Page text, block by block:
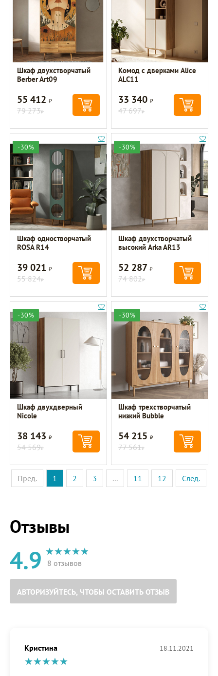
Шкаф двухстворчатый
Berber Art09
55 412Р
79 273Р
Комод с дверками Alice
ALC11
33 340Р
47 697Р
-30%
Шкаф одностворчатый
ROSA R14
39 021Р
55 824Р
-30%
Шкаф двухстворчатый
высокий Arka AR13
52 287Р
74 802Р
-30%
Шкаф двухдверный
Nicole
38 143Р
54 569Р
-30%
Шкаф трехстворчатый
низкий Bubble
54 215Р
77 561Р
Пред. 1 2 3 ... 11 12 След.
Отзывы
4.9 8 отзывов
АВТОРИЗУЙТЕСЬ, ЧТОБЫ ОСТАВИТЬ ОТЗЫВ
Кристина 18.11.2021